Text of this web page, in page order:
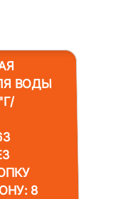
ВОДЫ
8